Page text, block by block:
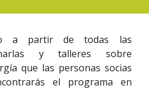
a partir de todas las
y talleres sobre
que las personas socias
el programa en